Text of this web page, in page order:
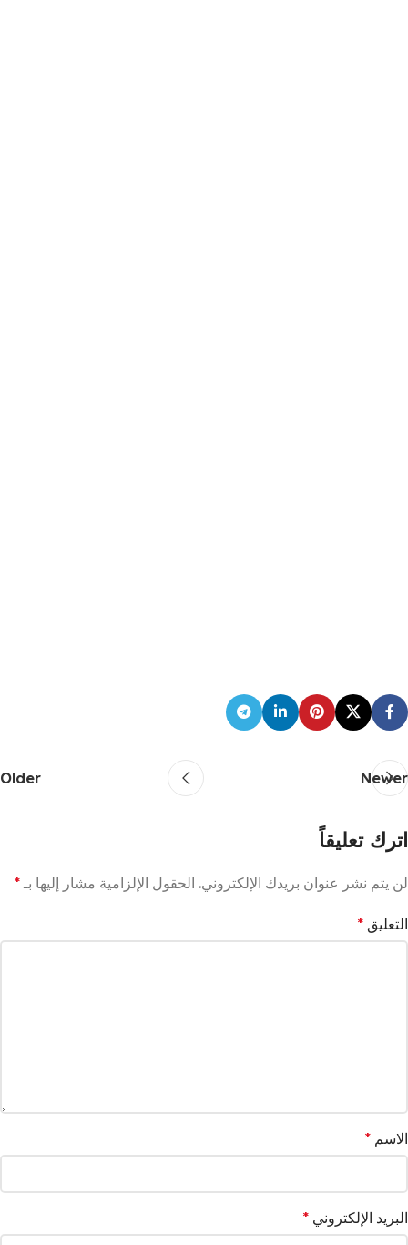
Newer
Older
اترك تعليقاً
لن يتم نشر عنوان بريدك الإلكتروني. الحقول الإلزامية مشار إليها بـ *
التعليق *
الاسم *
البريد الإلكتروني *